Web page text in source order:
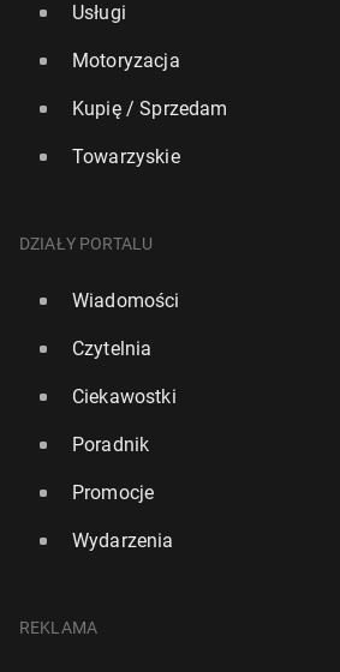
Usługi
Motoryzacja
Kupię / Sprzedam
Towarzyskie
DZIAŁY PORTALU
Wiadomości
Czytelnia
Ciekawostki
Poradnik
Promocje
Wydarzenia
REKLAMA